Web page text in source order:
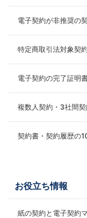
電子契約が非推奨の
特定商取引法対象契
電子契約の完了証明
複数人契約・3社間
契約書・契約履歴の
お役立ち情報
紙の契約と電子契約